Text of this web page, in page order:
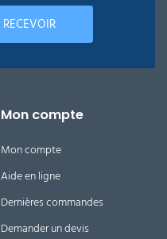
RECEVOIR
Mon compte
Mon compte
Aide en ligne
Dernières commandes
Demander un devis